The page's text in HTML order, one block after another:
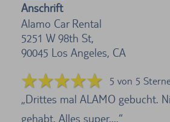
Anschrift
Alamo Car Rental
5251 W 98th St,
90045 Los Angeles, CA
5 von 5
Drittes mal ALAMO gebucht.
gehabt. Alles super....